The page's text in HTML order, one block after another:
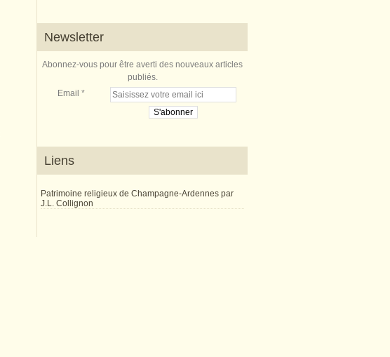
Newsletter
Abonnez-vous pour être averti des nouveaux articles
publiés.
Email
Liens
Patrimoine religieux de Champagne-Ardennes par
J.L. Collignon